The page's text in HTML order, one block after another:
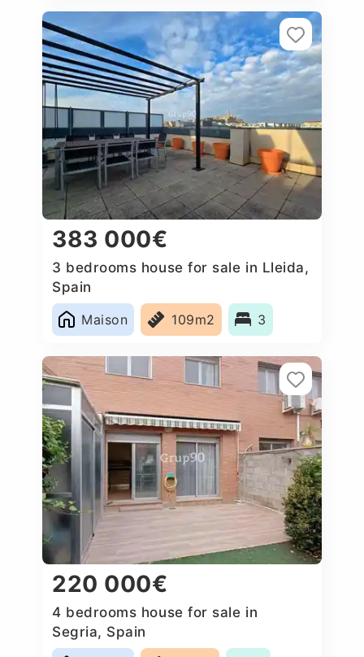
383 000€
3 bedrooms house for sale in Lleida,
Spain
Maison
109m2 3
220 000€
4 bedrooms house for sale in
Segria, Spain